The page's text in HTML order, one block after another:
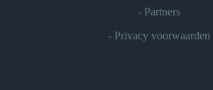
- Partners
- Privacy voorwaarden